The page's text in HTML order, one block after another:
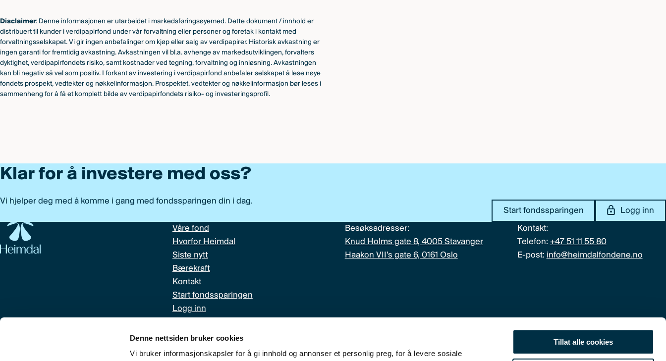
Denne nettsiden bruker cookies
Vi bruker informasjonskapsler for å gi innhold og annonser et personlig preg, for å levere sosiale
Tillat alle cookies
Disclaimer: Denne informasjonen er utarbeidet i markedsføringsøyemed. Dette dokument / innhold er
distribuert til kunder i verdipapirfond under vår forvaltning eller personer og foretak i kontakt med
forvaltningsselskapet. Vi gir ingen anbefalinger om kjøp eller salg av verdipapirer. Historisk avkastning er
ingen garanti for fremtidig avkastning. Avkastningen vil bl.a. avhenge av markedsutviklingen, forvalters
dyktighet, verdipapirfondets risiko, samt kostnader ved tegning, forvaltning og innløsning. Avkastningen
kan bli negativ så vel som positiv. I forkant av investering i verdipapirfond anbefaler selskapet å lese nøye
fondets prospekt, vedtekter og nøkkelinformasjon. Prospektet, vedtekter og nøkkelinformasjon bør leses i
sammenheng for å få et komplett bilde av verdipapirfondets risiko- og investeringsprofil.
Klar for å investere med oss?
Vi hjelper deg med å komme i gang med fondssparingen din i dag.
Start fondssparingen
Logg inn
Våre fond
Hvorfor Heimdal
Siste nytt
Bærekraft
Kontakt
Start fondssparingen
Logg inn
Besøksadresser:
Knud Holms gate 8, 4005 Stavanger
Haakon VII’s gate 6, 0161 Oslo
Kontakt:
Telefon: +47 51 11 55 80
E-post: info@heimdalfondene.no
Historisk avkastning er ingen garanti for fremtidig avkastning. Fremtidig avkastning vil blant annet avhenge av
markedsutviklingen, forvalterens dyktighet, fondets risiko og kostnader. Avkastningen kan bli negativ så vel som positiv. Les